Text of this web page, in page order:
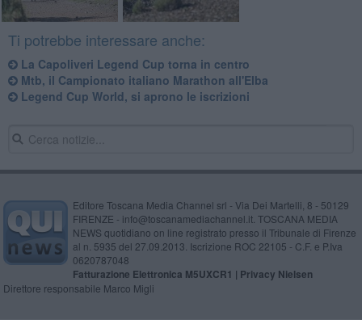
Ti potrebbe interessare anche:
La Capoliveri Legend Cup torna in centro
Mtb, il Campionato italiano Marathon all'Elba
Legend Cup World, si aprono le iscrizioni
Editore Toscana Media Channel srl - Via Dei Martelli, 8 - 50129
FIRENZE - info@toscanamediachannel.it. TOSCANA MEDIA
NEWS quotidiano on line registrato presso il Tribunale di Firenze
al n. 5935 del 27.09.2013. Iscrizione ROC 22105 - C.F. e P.Iva
0620787048
Fatturazione Elettronica M5UXCR1 | Privacy Nielsen
Direttore responsabile Marco Migli